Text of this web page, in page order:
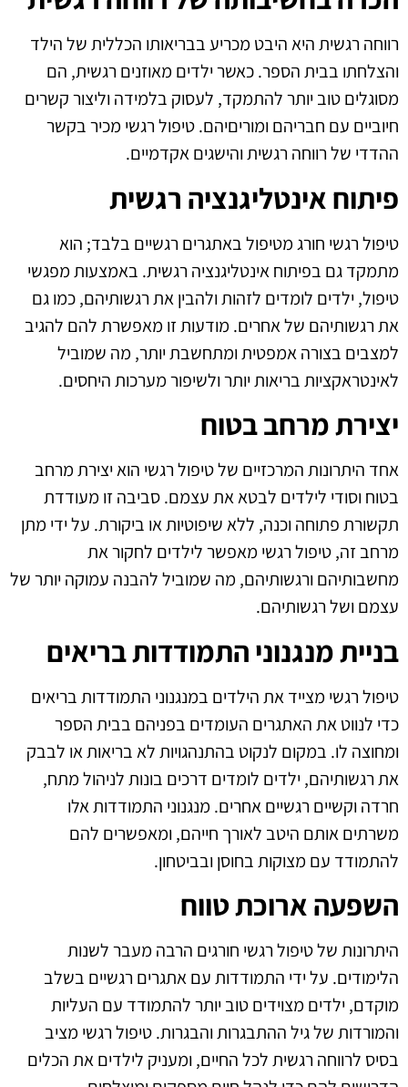
רווחה רגשית היא היבט מכריע בבריאותו הכללית של הילד
והצלחתו בבית הספר. כאשר ילדים מאוזנים רגשית, הם
מסוגלים טוב יותר להתמקד, לעסוק בלמידה וליצור קשרים
חיוביים עם חבריהם ומוריםיהם. טיפול רגשי מכיר בקשר
ההדדי של רווחה רגשית והישגים אקדמיים.
פיתוח אינטליגנציה רגשית
טיפול רגשי חורג מטיפול באתגרים רגשיים בלבד; הוא
מתמקד גם בפיתוח אינטליגנציה רגשית. באמצעות מפגשי
טיפול, ילדים לומדים לזהות ולהבין את רגשותיהם, כמו גם
את רגשותיהם של אחרים. מודעות זו מאפשרת להם להגיב
למצבים בצורה אמפטית ומתחשבת יותר, מה שמוביל
לאינטראקציות בריאות יותר ולשיפור מערכות היחסים.
יצירת מרחב בטוח
אחד היתרונות המרכזיים של טיפול רגשי הוא יצירת מרחב
בטוח וסודי לילדים לבטא את עצמם. סביבה זו מעודדת
תקשורת פתוחה וכנה, ללא שיפוטיות או ביקורת. על ידי מתן
מרחב זה, טיפול רגשי מאפשר לילדים לחקור את
מחשבותיהם ורגשותיהם, מה שמוביל להבנה עמוקה יותר של
עצמם ושל רגשותיהם.
בניית מנגנוני התמודדות בריאים
טיפול רגשי מצייד את הילדים במנגנוני התמודדות בריאים
כדי לנווט את האתגרים העומדים בפניהם בבית הספר
ומחוצה לו. במקום לנקוט בהתנהגויות לא בריאות או לבבק
את רגשותיהם, ילדים לומדים דרכים בונות לניהול מתח,
חרדה וקשיים רגשיים אחרים. מנגנוני התמודדות אלו
משרתים אותם היטב לאורך חייהם, ומאפשרים להם
להתמודד עם מצוקות בחוסן ובביטחון.
השפעה ארוכת טווח
היתרונות של טיפול רגשי חורגים הרבה מעבר לשנות
הלימודים. על ידי התמודדות עם אתגרים רגשיים בשלב
מוקדם, ילדים מצוידים טוב יותר להתמודד עם העליות
והמורדות של גיל ההתבגרות והבגרות. טיפול רגשי מציב
בסיס לרווחה רגשית לכל החיים, ומעניק לילדים את הכלים